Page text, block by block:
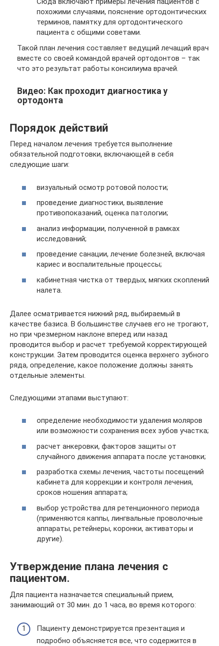
похожими случаями, пояснение ортодонтических
терминов, памятку для ортодонтического
пациента с общими советами.
Такой план лечения составляет ведущий лечащий врач
вместе со своей командой врачей ортодонтов – так
что это результат работы консилиума врачей.
Видео: Как проходит диагностика у
ортодонта
Порядок действий
Перед началом лечения требуется выполнение
обязательной подготовки, включающей в себя
следующие шаги:
визуальный осмотр ротовой полости;
проведение диагностики, выявление
противопоказаний, оценка патологии;
анализ информации, полученной в рамках
исследований;
проведение санации, лечение болезней, включая
кариес и воспалительные процессы;
кабинетная чистка от твердых, мягких скоплений
налета.
Далее осматривается нижний ряд, выбираемый в
качестве базиса. В большинстве случаев его не трогают,
но при чрезмерном наклоне вперед или назад
проводится выбор и расчет требуемой корректирующей
конструкции. Затем проводится оценка верхнего зубного
ряда, определение, какое положение должны занять
отдельные элементы.
Следующими этапами выступают:
определение необходимости удаления моляров
или возможности сохранения всех зубов участка;
расчет анкеровки, факторов защиты от
случайного движения аппарата после установки;
разработка схемы лечения, частоты посещений
кабинета для коррекции и контроля лечения,
сроков ношения аппарата;
выбор устройства для ретенционного периода
(применяются каппы, лингвальные проволочные
аппараты, ретейнеры, коронки, активаторы и
другие).
Утверждение плана лечения с
пациентом.
Для пациента назначается специальный прием,
занимающий от 30 мин. до 1 часа, во время которого:
Пациенту демонстрируется презентация и
подробно объясняется все, что содержится в